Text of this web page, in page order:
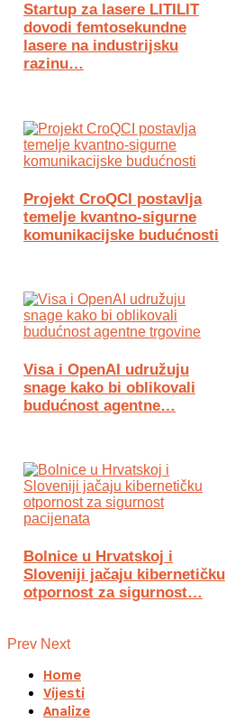
Startup za lasere LITILIT
dovodi femtosekundne
lasere na industrijsku
razinu…
Projekt CroQCI postavlja
temelje kvantno-sigurne
komunikacijske budućnosti
Visa i OpenAI udružuju
snage kako bi oblikovali
budućnost agentne…
Bolnice u Hrvatskoj i
Sloveniji jačaju kibernetičku
otpornost za sigurnost…
Prev Next
Home
Vijesti
Analize